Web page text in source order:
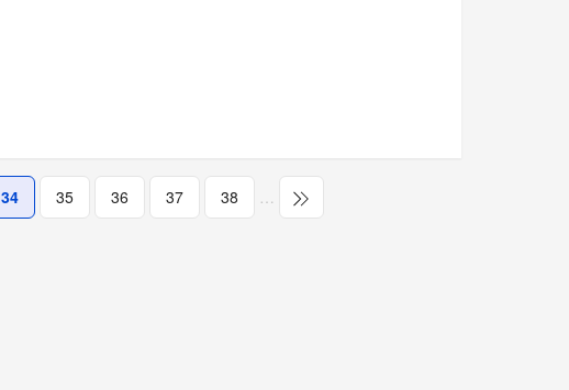
34 35 36 37 38